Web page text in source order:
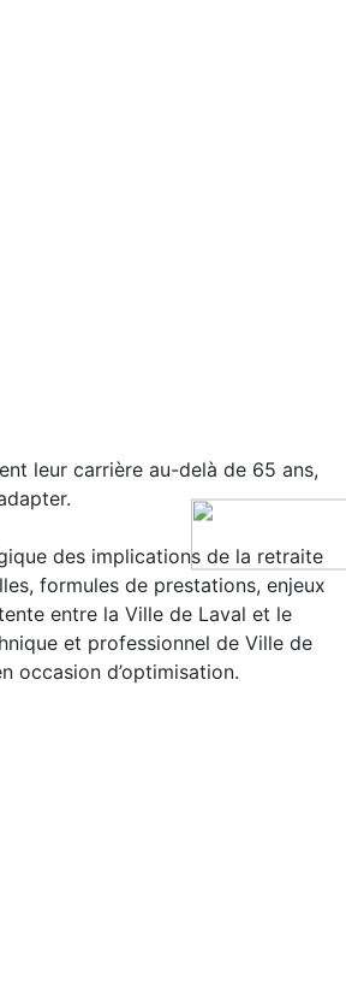
leur carrière au-delà de 65 ans,
des implications de la retraite
formules de prestations, enjeux
entre la Ville de Laval et le
et professionnel de Ville de
occasion d’optimisation.